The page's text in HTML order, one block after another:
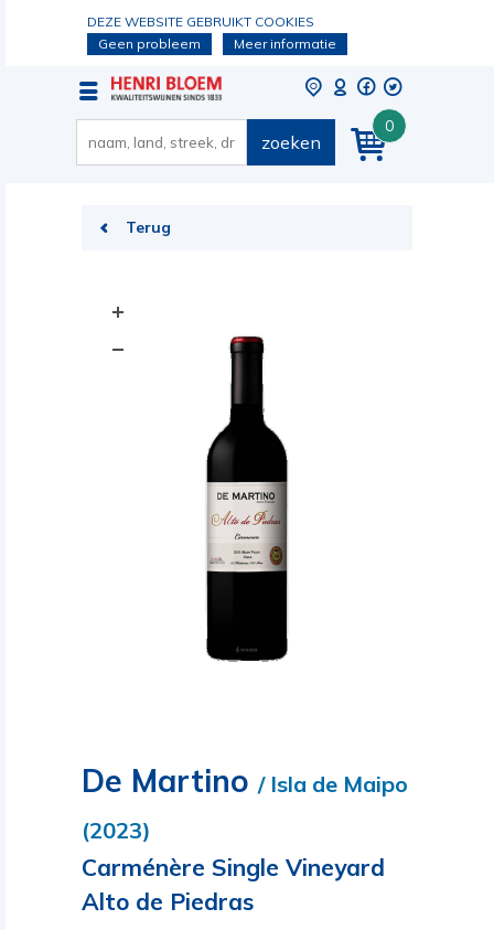
DEZE WEBSITE GEBRUIKT COOKIES
Geen probleem
Meer informatie
0
zoeken
Terug
De Martino / Isla de Maipo
(2023)
Carménère Single Vineyard
Alto de Piedras